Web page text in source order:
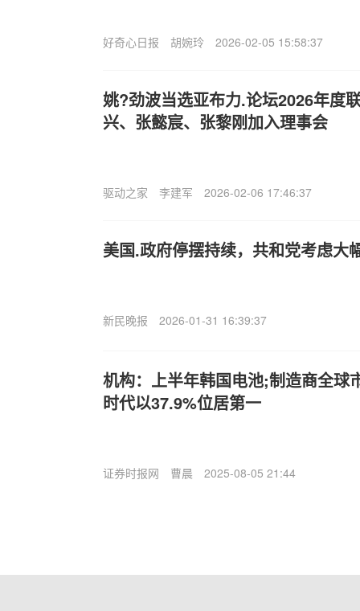
好奇心日报 胡婉玲 2026-02-05 15:58:37
姚?劲波当选亚布力.论坛2026年度
兴、张懿宸、张黎刚加入理事会
驱动之家 李建军 2026-02-06 17:46:37
美国.政府停摆持续，共和党考虑大
新民晚报 2026-01-31 16:39:37
机构：上半年韩国电池;制造商全球
时代以37.9%位居第一
证券时报网 曹晨 2025-08-05 21:44